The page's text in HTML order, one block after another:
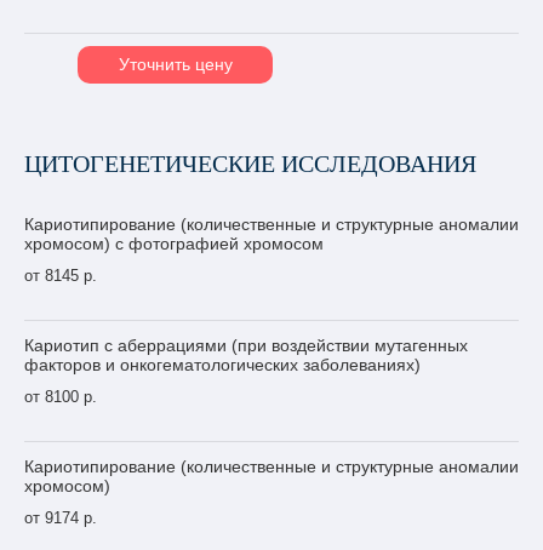
Уточнить цену
ЦИТОГЕНЕТИЧЕСКИЕ ИССЛЕДОВАНИЯ
Кариотипирование (количественные и структурные аномалии
хромосом) с фотографией хромосом
от 8145 р.
Кариотип с аберрациями (при воздействии мутагенных
факторов и онкогематологических заболеваниях)
от 8100 р.
Кариотипирование (количественные и структурные аномалии
хромосом)
от 9174 р.